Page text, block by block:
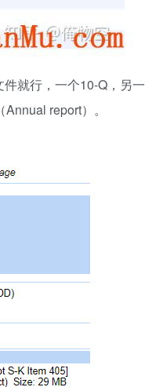
就行，一个10-Q，另一
report）。